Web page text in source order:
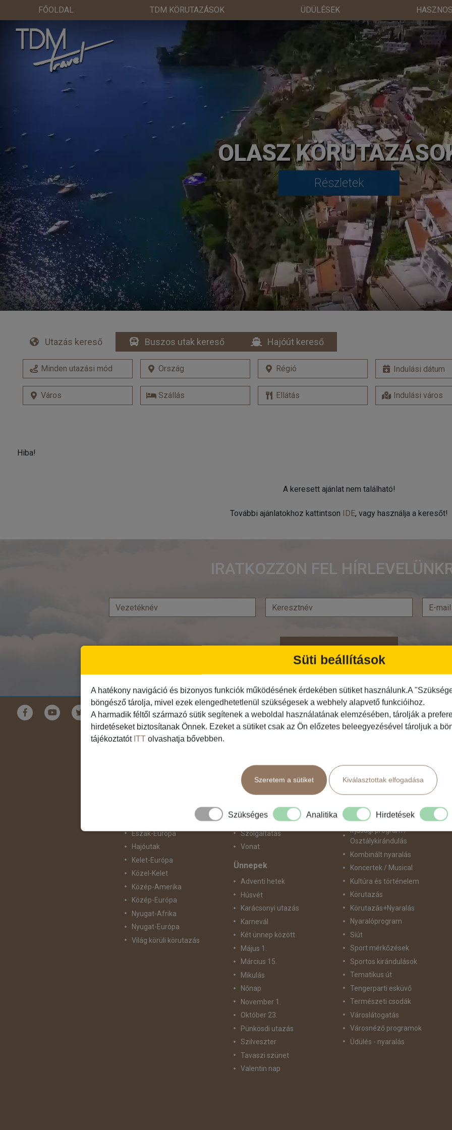
FŐOLDAL TDM KÖRUTAZÁSOK ÜDÜLÉSEK
OLASZ
Részletek
Utazás kereső Buszos utak kereső Hajóút kereső
Hiba!
A keresett ajánlat nem található!
További ajánlatokhoz kattintson IDE, vagy használja a keresőt!
IRATKOZZON FEL
Feliratkozás
Földrészek
Ausztrália
Ázsia
Észak-Európa
Hajóutak
Kelet-Európa
Közel-Kelet
Közép-Amerika
Közép-Európa
Nyugat-Afrika
Nyugat-Európa
Világ körüli körutazás
Közlekedés
Busszal
Fly & Drive
Hajó
repülő+busz
repülő+hajó
Repülővel
Szolgáltatás
Vonat
Ünnepek
Adventi hetek
Húsvét
Karácsonyi utazás
Karnevál
Két ünnep között
Május 1.
Március 15.
Mikulás
Nőnap
November 1.
Október 23.
Pünkösdi utazás
Szilveszter
Tavaszi szünet
Valentin nap
Programtípus
1 napos utak
Egzotikus út
Fesztiválok
Golfút
Gyalogtúra
Hajóút
Ifjúsági program /
Osztálykirándulás
Kombinált nyaralás
Koncertek / Musical
Kultúra és történelem
Körutazás
Körutazás+Nyaralás
Nyaralóprogram
Síút
Sport mérkőzések
Sportos kirándulások
Tematikus út
Tengerparti esküvő
Természeti csodák
Városlátogatás
Városnéző programok
Üdülés - nyaralás
Süti beállítások
A hatékony navigáció és bizonyos funkciók működésének érdekében sütiket használunk.A
böngésző tárolja, mivel ezek elengedhetetlenül szükségesek a webhely alapvető funkcióihoz.
A harmadik féltől származó sütik segítenek a weboldal használatának elemzésében, tárolják a
hirdetéseket biztosítanak Önnek. Ezeket a sütiket csak az Ön előzetes beleegyezésével tároljuk a
tájékoztatót ITT olvashatja bővebben.
Szeretem a sütiket Kiválasztottak elfogadása
Szükséges Analitika Hirdetések